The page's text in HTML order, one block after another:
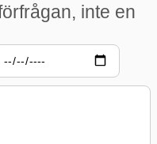
inte en